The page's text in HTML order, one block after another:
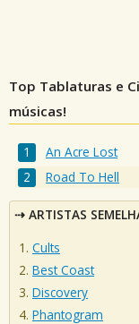
Top Tablaturas e
músicas!
An Acre Lost
Road To Hell
ARTISTAS
Cults
Best Coast
Discovery
Phantogram